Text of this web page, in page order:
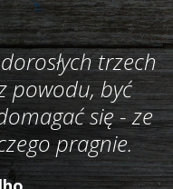
trzech
powodu, być
się - ze
pragnie.